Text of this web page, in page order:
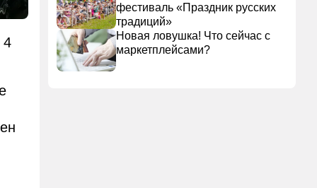
4
фестиваль «Праздник русских
традиций»
Новая ловушка! Что сейчас с
маркетплейсами?